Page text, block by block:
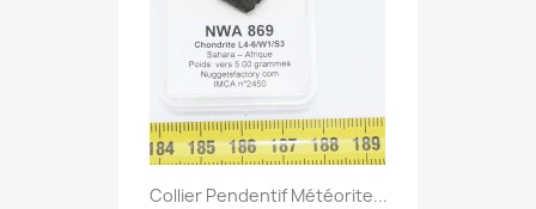
Collier Pendentif Météorite...